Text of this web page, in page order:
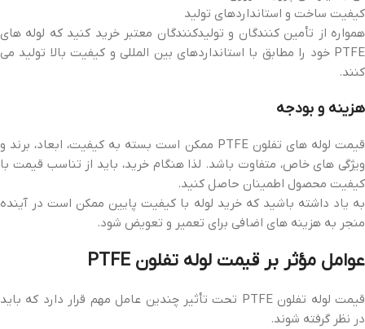
کیفیت ساخت و استانداردهای تولید
همواره از تأمین کنندگان و تولیدکنندگان معتبر خرید کنید که لوله های
PTFE خود را مطابق با استانداردهای بین المللی و کیفیت بالا تولید می
کنند.
هزینه و بودجه
قیمت لوله های تفلون PTFE ممکن است بسته به کیفیت، ابعاد، برند و
ویژگی های خاص، متفاوت باشد. لذا هنگام خرید، باید از تناسب قیمت با
کیفیت محصول اطمینان حاصل کنید.
به یاد داشته باشید که خرید لوله با کیفیت پایین ممکن است در آینده
منجر به هزینه های اضافی برای تعمیر و تعویض شود.
عوامل مؤثر بر قیمت لوله تفلون PTFE
قیمت لوله تفلون PTFE تحت تأثیر چندین عامل مهم قرار دارد که باید
در نظر گرفته شوند.